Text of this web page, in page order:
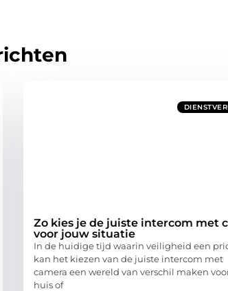
Zo kies je de juiste intercom met
voor jouw situatie
In de huidige tijd waarin veiligheid een
kan het kiezen van de juiste intercom met
camera een wereld van verschil maken
huis of